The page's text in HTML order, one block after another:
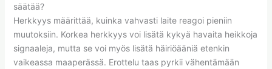
säätää?
Herkkyys määrittää, kuinka vahvasti laite reagoi pieniin
muutoksiin. Korkea herkkyys voi lisätä kykyä havaita heikkoja
signaaleja, mutta se voi myös lisätä häiriöääniä etenkin
vaikeassa maaperässä. Erottelu taas pyrkii vähentämään